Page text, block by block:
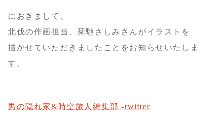
におきまして、
北伐の作画担当、菊馳さしみさんがイラストを
描かせていただきましたことをお知らせいたしま
す。
男の隠れ家&時空旅人編集部 -twitter